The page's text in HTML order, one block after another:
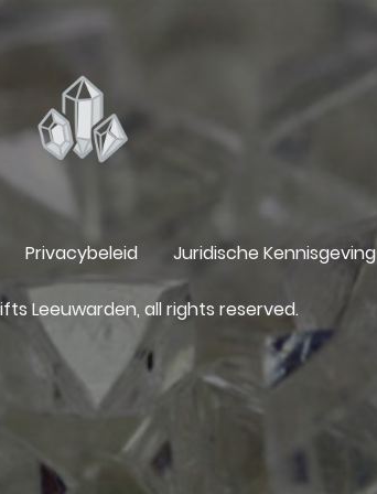
Privacybeleid Juridische Kennisgeving
Leeuwarden, all rights reserved.